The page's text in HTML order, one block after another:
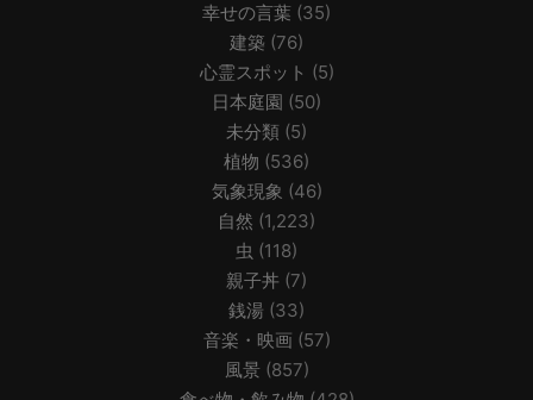
幸せの言葉 (35)
建築 (76)
心霊スポット (5)
日本庭園 (50)
未分類 (5)
植物 (536)
気象現象 (46)
自然 (1,223)
虫 (118)
親子丼 (7)
銭湯 (33)
音楽・映画 (57)
風景(857)